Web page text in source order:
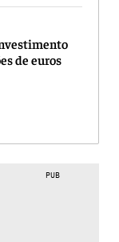
de euros
PUB